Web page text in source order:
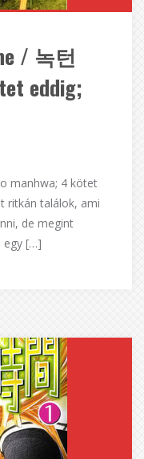
/ 녹턴
eddig;
manhwa; 4 kötet
ritkán találok, ami
de megint
egy […]